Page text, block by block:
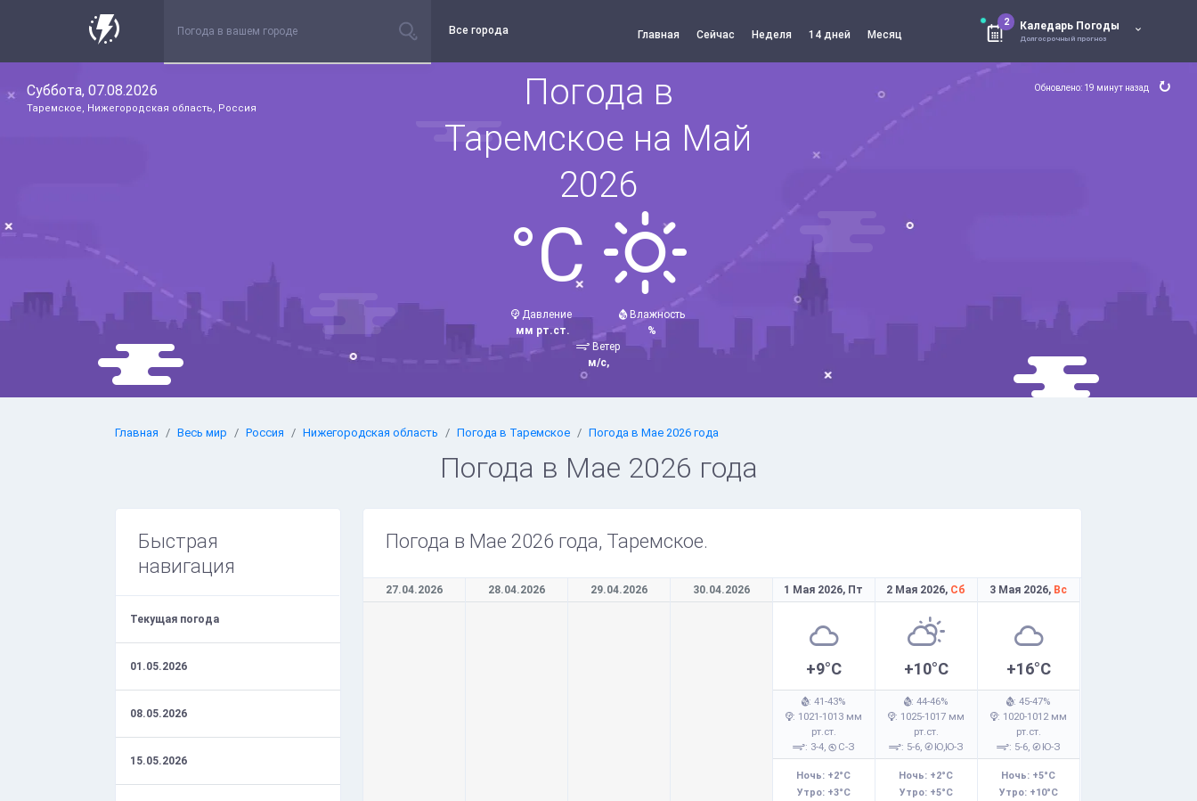
Все города Главная Сейчас Неделя 14 дней Месяц
2 Каледарь Погоды
Долгосрочный прогноз
Суббота, 07.08.2026
Таремское, Нижегородская область, Россия
Обновлено: 19 минут назад
Погода в
Таремское на Май
2026
°C
Давление
мм рт.ст.
Влажность
%
Ветер
м/с,
Главная Весь мир Россия Нижегородская область Погода в Таремское Погода в Мае 2026 года
Погода в Мае 2026 года
Быстрая
навигация
Текущая погода
01.05.2026
08.05.2026
15.05.2026
Погода в Мае 2026 года, Таремское.
27.04.2026 28.04.2026 29.04.2026 30.04.2026 1 Мая 2026, Пт
+9°C
: 41-43%
: 1021-1013 мм
рт.ст.
: 3-4,
С-З
Ночь: +2°C
Утро: +3°C
2 Мая 2026, Сб
+10°C
: 44-46%
: 1025-1017 мм
рт.ст.
: 5-6,
Ю,Ю-З
Ночь: +2°C
Утро: +5°C
3 Мая 2026, Вс
+16°C
: 45-47%
: 1020-1012 мм
рт.ст.
: 5-6,
Ю-З
Ночь: +5°C
Утро: +10°C